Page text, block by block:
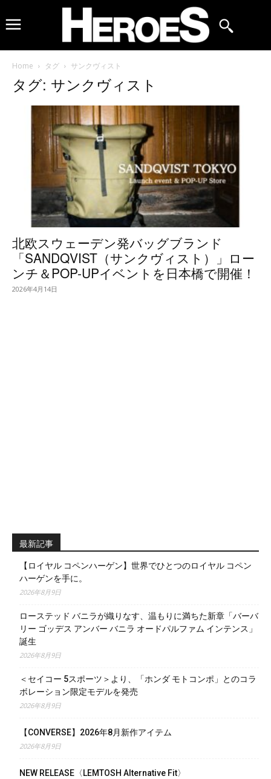
Home タグ サンクヴィスト
タグ: サンクヴィスト
北欧スウェーデン発バッグブランド
「SANDQVIST（サンクヴィスト）」ロー
ンチ＆POP-UPイベントを日本橋で開催！
2026年4月14日
最新記事
【ロイヤル コペンハーゲン】世界でひとつのロイヤル コペン
ハーゲンを手に。
2026年8月9日
ローステッド バニラが織りなす、温もりに満ちた新章「バーバ
リー ゴッデス アンバー バニラ オードパルファム インテンス」
誕生
2026年8月9日
＜セイコー 5スポーツ＞より、「ホンダ モトコンポ」とのコラ
ボレーション限定モデルを発売
2026年8月9日
【CONVERSE】2026年8月新作アイテム
2026年8月9日
NEW RELEASE〈LEMTOSH Alternative Fit〉